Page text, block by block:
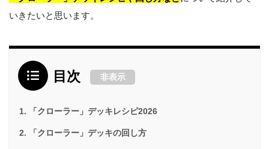
いきたいと思います。
目次 非表示
「クローラー」デッキレシピ2026
「クローラー」デッキの回し方